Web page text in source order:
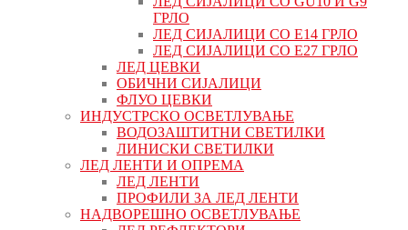
ГРЛО
ЛЕД СИЈАЛИЦИ СО Е14 ГРЛО
ЛЕД СИЈАЛИЦИ СО Е27 ГРЛО
ЛЕД ЦЕВКИ
ОБИЧНИ СИЈАЛИЦИ
ФЛУО ЦЕВКИ
ИНДУСТРСКО ОСВЕТЛУВАЊЕ
ВОДОЗАШТИТНИ СВЕТИЛКИ
ЛИНИСКИ СВЕТИЛКИ
ЛЕД ЛЕНТИ И ОПРЕМА
ЛЕД ЛЕНТИ
ПРОФИЛИ ЗА ЛЕД ЛЕНТИ
НАДВОРЕШНО ОСВЕТЛУВАЊЕ